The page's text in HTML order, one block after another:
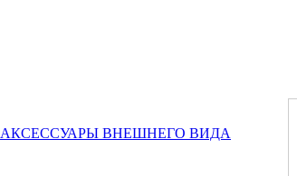
АКСЕССУАРЫ ВНЕШНЕГО ВИДА